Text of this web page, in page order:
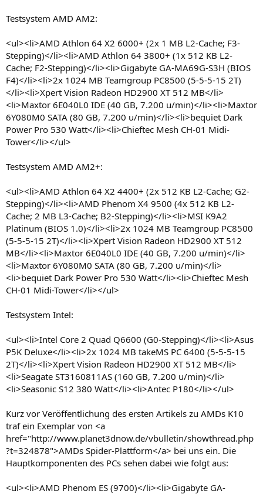
Testsystem AMD AM2:
<ul><li>AMD Athlon 64 X2 6000+ (2x 1 MB L2-Cache; F3-
Stepping)</li><li>AMD Athlon 64 3800+ (1x 512 KB L2-
Cache; F2-Stepping)</li><li>Gigabyte GA-MA69G-S3H (BIOS
F4)</li><li>2x 1024 MB Teamgroup PC8500 (5-5-5-15 2T)
</li><li>Xpert Vision Radeon HD2900 XT 512 MB</li>
<li>Maxtor 6E040L0 IDE (40 GB, 7.200 u/min)</li><li>Maxtor
6Y080M0 SATA (80 GB, 7.200 u/min)</li><li>bequiet Dark
Power Pro 530 Watt</li><li>Chieftec Mesh CH-01 Midi-
Tower</li></ul>
Testsystem AMD AM2+:
<ul><li>AMD Athlon 64 X2 4400+ (2x 512 KB L2-Cache; G2-
Stepping)</li><li>AMD Phenom X4 9500 (4x 512 KB L2-
Cache; 2 MB L3-Cache; B2-Stepping)</li><li>MSI K9A2
Platinum (BIOS 1.0)</li><li>2x 1024 MB Teamgroup PC8500
(5-5-5-15 2T)</li><li>Xpert Vision Radeon HD2900 XT 512
MB</li><li>Maxtor 6E040L0 IDE (40 GB, 7.200 u/min)</li>
<li>Maxtor 6Y080M0 SATA (80 GB, 7.200 u/min)</li>
<li>bequiet Dark Power Pro 530 Watt</li><li>Chieftec Mesh
CH-01 Midi-Tower</li></ul>
Testsystem Intel:
<ul><li>Intel Core 2 Quad Q6600 (G0-Stepping)</li><li>Asus
P5K Deluxe</li><li>2x 1024 MB takeMS PC 6400 (5-5-5-15
2T)</li><li>Xpert Vision Radeon HD2900 XT 512 MB</li>
<li>Seagate ST3160811AS (160 GB, 7.200 u/min)</li>
<li>Seasonic S12 380 Watt</li><li>Antec P180</li></ul>
Kurz vor Veröffentlichung des ersten Artikels zu AMDs K10
traf ein Exemplar von <a
href="http://www.planet3dnow.de/vbulletin/showthread.php
?t=324878">AMDs Spider-Plattform</a> bei uns ein. Die
Hauptkomponenten des PCs sehen dabei wie folgt aus:
<ul><li>AMD Phenom ES (9700)</li><li>Gigabyte GA-